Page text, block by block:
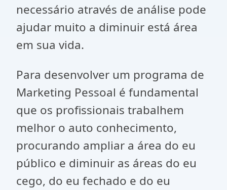
necessário através de análise pode
ajudar muito a diminuir está área
em sua vida.
Para desenvolver um programa de
Marketing Pessoal é fundamental
que os profissionais trabalhem
melhor o auto conhecimento,
procurando ampliar a área do eu
público e diminuir as áreas do eu
cego, do eu fechado e do eu